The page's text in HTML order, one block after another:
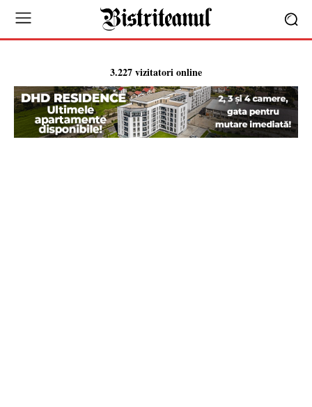
3.227 vizitatori online